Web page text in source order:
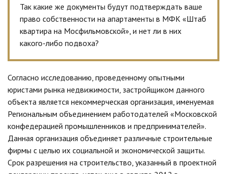
Так какие же документы будут подтверждать ваше
право собственности на апартаменты в МФК «Штаб
квартира на Мосфильмовской», и нет ли в них
какого-либо подвоха?
Согласно исследованию, проведенному опытными
юристами рынка недвижимости, застройщиком данного
объекта является некоммерческая организация, именуемая
Региональным объединением работодателей «Московской
конфедерацией промышленников и предпринимателей».
Данная организация объединяет различные строительные
фирмы с целью их социальной и экономической защиты.
Срок разрешения на строительство, указанный в проектной